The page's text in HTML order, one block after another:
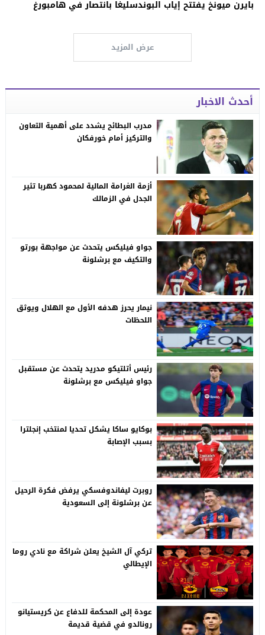
بايرن ميونخ يفتتح إياب البوندسليغا بانتصار في هامبورغ
عرض المزيد
أحدث الاخبار
مدرب البطائح يشدد على أهمية التعاون
والتركيز أمام خورفكان
أزمة الغرامة المالية لمحمود كهربا تثير
الجدل في الزمالك
جواو فيليكس يتحدث عن مواجهة بورتو
والتكيف مع برشلونة
نيمار يحرز هدفه الأول مع الهلال ويوثق
اللحظات
رئيس أتلتيكو مدريد يتحدث عن مستقبل
جواو فيليكس مع برشلونة
بوكايو ساكا يشكل تحديا لمنتخب إنجلترا
بسبب الإصابة
روبرت ليفاندوفسكي يرفض فكرة الرحيل
عن برشلونة إلى السعودية
تركي آل الشيخ يعلن شراكة مع نادي روما
الإيطالي
عودة إلى المحكمة للدفاع عن كريستيانو
رونالدو في قضية قديمة